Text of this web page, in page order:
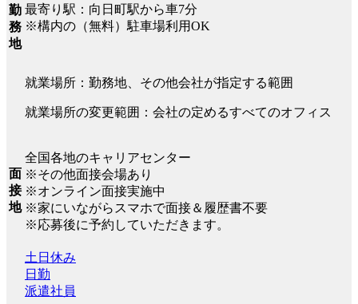
勤
務
地
最寄り駅：向日町駅から車7分
※構内の（無料）駐車場利用OK
就業場所：勤務地、その他会社が指定する範囲
就業場所の変更範囲：会社の定めるすべてのオフィス
面
接
地
全国各地のキャリアセンター
※その他面接会場あり
※オンライン面接実施中
※家にいながらスマホで面接＆履歴書不要
※応募後に予約していただきます。
土日休み
日勤
派遣社員